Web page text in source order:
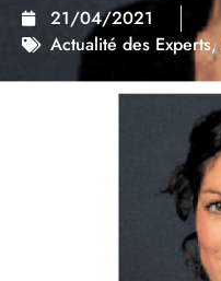
21/04/2021
Actualité des Experts,